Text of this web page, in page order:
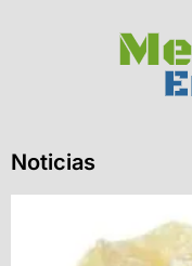
Noticias